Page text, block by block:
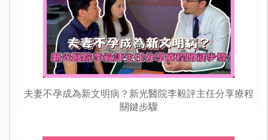
夫妻不孕成為新文明病？新光醫院李毅評主任分享療程
關鍵步驟